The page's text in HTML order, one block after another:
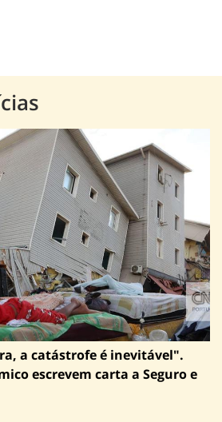
a catástrofe é inevitável".
escrevem carta a Seguro e